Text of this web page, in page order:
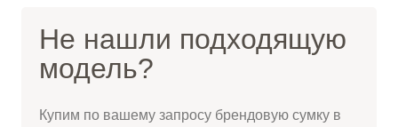
Не нашли подходящую
модель?
Купим по вашему запросу брендовую сумку в